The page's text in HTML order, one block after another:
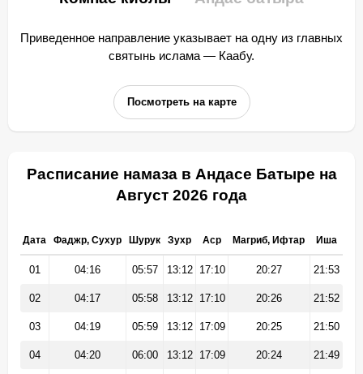
Приведенное направление указывает на одну из главных
святынь ислама — Каабу.
Посмотреть на карте
Расписание намаза в Андасе Батыре на
Август 2026 года
Дата Фаджр, Сухур Шурук Зухр Аср Магриб, Ифтар Иша
01 04:16 05:57 13:12 17:10 20:27 21:53
02 04:17 05:58 13:12 17:10 20:26 21:52
03 04:19 05:59 13:12 17:09 20:25 21:50
04 04:20 06:00 13:12 17:09 20:24 21:49